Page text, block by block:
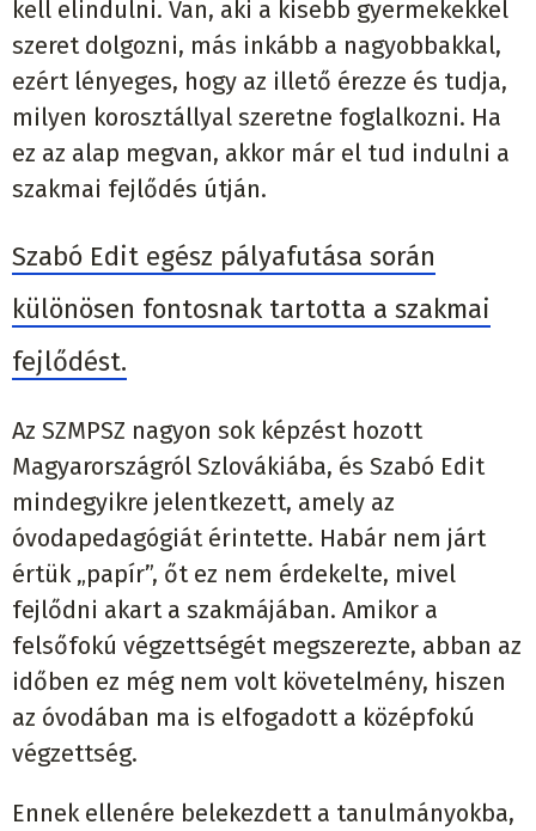
kell elindulni. Van, aki a kisebb gyermekekkel
szeret dolgozni, más inkább a nagyobbakkal,
ezért lényeges, hogy az illető érezze és tudja,
milyen korosztállyal szeretne foglalkozni. Ha
ez az alap megvan, akkor már el tud indulni a
szakmai fejlődés útján.
Szabó Edit egész pályafutása során
különösen fontosnak tartotta a szakmai
fejlődést.
Az SZMPSZ nagyon sok képzést hozott
Magyarországról Szlovákiába, és Szabó Edit
mindegyikre jelentkezett, amely az
óvodapedagógiát érintette. Habár nem járt
értük „papír”, őt ez nem érdekelte, mivel
fejlődni akart a szakmájában. Amikor a
felsőfokú végzettségét megszerezte, abban az
időben ez még nem volt követelmény, hiszen
az óvodában ma is elfogadott a középfokú
végzettség.
Ennek ellenére belekezdett a tanulmányokba,